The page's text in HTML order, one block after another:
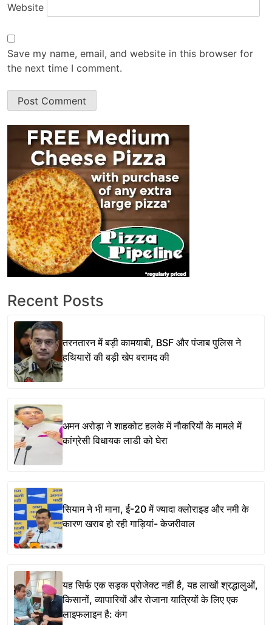
Website
Save my name, email, and website in this browser for
the next time I comment.
Recent Posts
तरनतारन में बड़ी कामयाबी, BSF और पंजाब पुलिस ने
हथियारों की बड़ी खेप बरामद की
अमन अरोड़ा ने शाहकोट हलके में नौकरियों के मामले में
कांग्रेसी विधायक लाडी को घेरा
सियाम ने भी माना, ई-20 में ज्यादा क्लोराइड और नमी के
कारण खराब हो रही गाड़ियां- केजरीवाल
यह सिर्फ एक सड़क प्रोजेक्ट नहीं है, यह लाखों श्रद्धालुओं,
किसानों, व्यापारियों और रोजाना यात्रियों के लिए एक
लाइफलाइन है: कंग